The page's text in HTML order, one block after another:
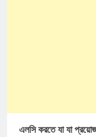
এলসি করতে যা যা